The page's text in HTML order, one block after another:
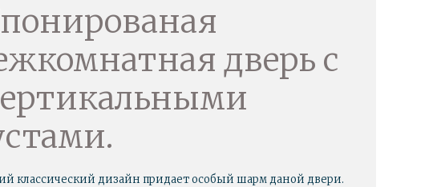
дверь с
классический дизайн придает особый шарм даной двери.